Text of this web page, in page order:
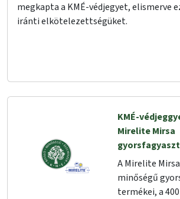
megkapta a KMÉ-védjegyet, elismerve
iránti elkötelezettségüket.
KMÉ-
Mirelite Mirsa
A Mirelite
minőségű
termékei, a